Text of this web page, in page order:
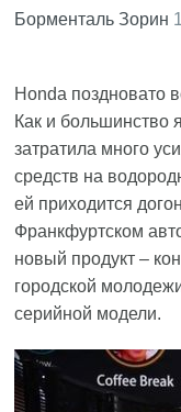
Борменталь Зорин
Honda поздновато
Как и большинство
затратила много
средств на
ей приходится
Франкфуртском
новый продукт –
городской
серийной модели.